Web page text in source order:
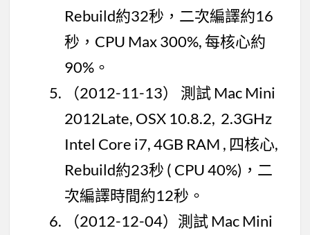
Rebuild約32秒，二次編譯約16
秒，CPU Max 300%, 每核心約
90%。
（2012-11-13） 測試 Mac Mini
2012Late, OSX 10.8.2, 2.3GHz
Intel Core i7, 4GB RAM , 四核心,
Rebuild約23秒 ( CPU 40%)，二
次編譯時間約12秒。
（2012-12-04）測試 Mac Mini